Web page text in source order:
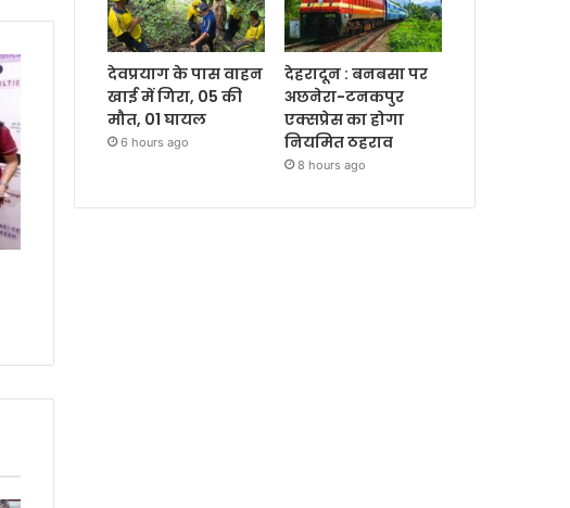
देवप्रयाग के पास वाहन
खाई में गिरा, 05 की
मौत, 01 घायल
6 hours ago
देहरादून : बनबसा पर
अछनेरा-टनकपुर
एक्सप्रेस का होगा
नियमित ठहराव
8 hours ago